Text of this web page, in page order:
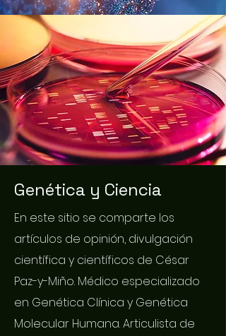
Genética y Ciencia
En este sitio se comparte los
artículos de opinión, divulgación
científica y científicos de César
Paz-y-Miño. Médico especializado
en Genética Clínica y Genética
Molecular Humana. Articulista de